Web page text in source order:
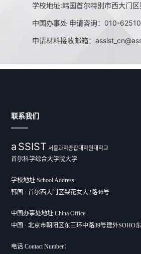
学校地址:韩国首尔特别市西大门
中国办事处 申请咨询：010-
申请材料接收邮箱：
联系我们
a SSIST 서울과학종합대학원대학교
首尔科学综合大学院大学
学校地址 School Address:
韩国 · 首尔西大门区梨花女大2路46号
中国办事处地址 China Office
中国 · 北京市朝阳区东三环中路39号建外SOHO
电话 Contact Number：